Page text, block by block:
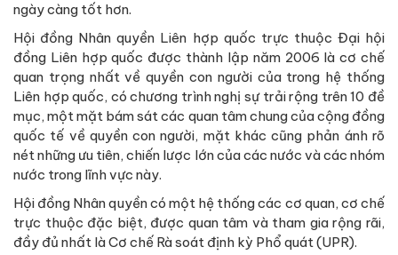
ngày càng tốt hơn.
Hội đồng Nhân quyền Liên hợp quốc trực thuộc Đại hội
đồng Liên hợp quốc được thành lập năm 2006 là cơ chế
quan trọng nhất về quyền con người của trong hệ thống
Liên hợp quốc, có chương trình nghị sự trải rộng trên 10 đề
mục, một mặt bám sát các quan tâm chung của cộng đồng
quốc tế về quyền con người, mặt khác cũng phản ánh rõ
nét những ưu tiên, chiến lược lớn của các nước và các nhóm
nước trong lĩnh vực này.
Hội đồng Nhân quyền có một hệ thống các cơ quan, cơ chế
trực thuộc đặc biệt, được quan tâm và tham gia rộng rãi,
đầy đủ nhất là Cơ chế Rà soát định kỳ Phổ quát (UPR).